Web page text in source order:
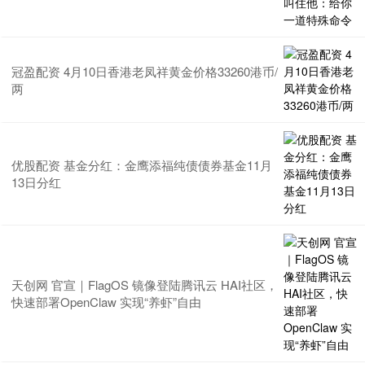
冠盈配资 4月10日香港老凤祥黄金价格33260港币/
两
优股配资 基金分红：金鹰添福纯债债券基金11月
13日分红
天创网 官宣｜FlagOS 镜像登陆腾讯云 HAI社区，
快速部署OpenClaw 实现“养虾”自由